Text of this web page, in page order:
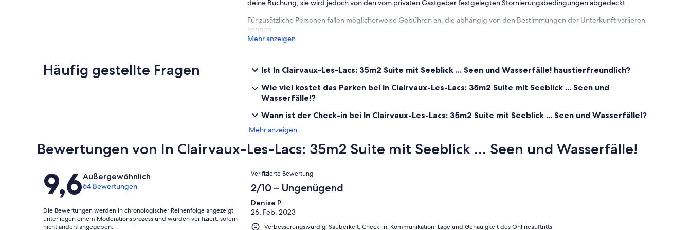
Olivier & Christine
deine Buchung, sie wird jedoch von den vom privaten Gastgeber festgelegten Stornierungsbedingungen abgedeckt.
Für zusätzliche Personen fallen möglicherweise Gebühren an, die abhängig von den Bestimmungen der Unterkunft variieren
können.
Mehr anzeigen
Häufig gestellte Fragen
Ist In Clairvaux-Les-Lacs: 35m2 Suite mit Seeblick ... Seen und Wasserfälle! haustierfreundlich?
Wie viel kostet das Parken bei In Clairvaux-Les-Lacs: 35m2 Suite mit Seeblick ... Seen und
Wasserfälle!?
Wann ist der Check-in bei In Clairvaux-Les-Lacs: 35m2 Suite mit Seeblick ... Seen und Wasserfälle!?
Mehr anzeigen
Bewertungen von In Clairvaux-Les-Lacs: 35m2 Suite mit Seeblick ... Seen und Wasserfälle!
Bewertungen
9,6Außergewöhnlich
64 Bewertungen
Die Bewertungen werden in chronologischer Reihenfolge angezeigt,
unterliegen einem Moderationsprozess und wurden verifiziert, sofern
nicht anders angegeben.
Bewertungen
Verifizierte Bewertung
2/10 – Ungenügend
Denise P.
26. Feb. 2023
Verbesserungswürdig: Sauberkeit, Check-in, Kommunikation, Lage und Genauigkeit des Onlineauftritts